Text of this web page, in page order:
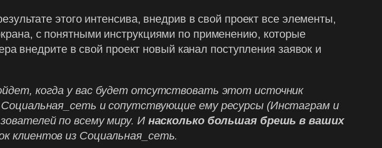
этого интенсива, внедрив в свой проект все элементы,
с понятными инструкциями по применению, которые
внедрите в свой проект новый канал поступления заявок и
когда у вас будет отсутствовать этот источник
и сопутствующие ему ресурсы (Инстаграм и
по всему миру. И насколько большая брешь в ваших
клиентов из Социальная_сеть.